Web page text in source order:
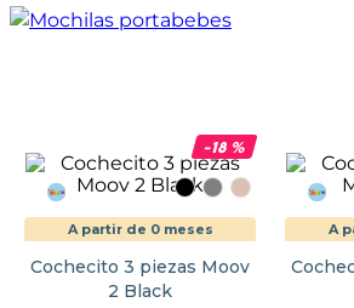
-18%
A partir de 0 meses
Cochecito 3 piezas Moov
2 Black
A